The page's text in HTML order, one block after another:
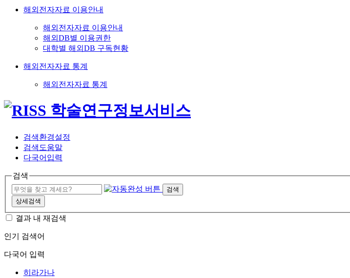
해외전자자료 이용안내
해외전자자료 이용안내
해외DB별 이용권한
대학별 해외DB 구독현황
해외전자자료 통계
해외전자자료 통계
검색환경설정
검색도움말
다국어입력
검색
검색
상세검색
결과 내 재검색
인기 검색어
다국어 입력
히라가나